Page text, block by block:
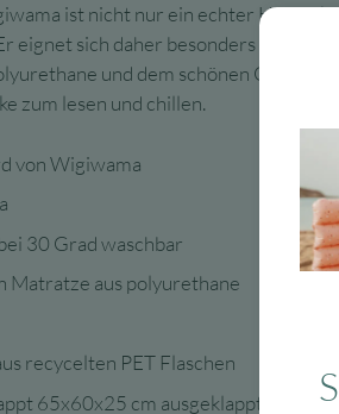
ist nicht nur ein echter
eignet sich daher besonders gut für
und dem schönen
zum lesen und chillen.
von Wigiwama
30 Grad waschbar
aus polyurethane
recycelten PET Flaschen
65x60x25 cm ausgeklappt